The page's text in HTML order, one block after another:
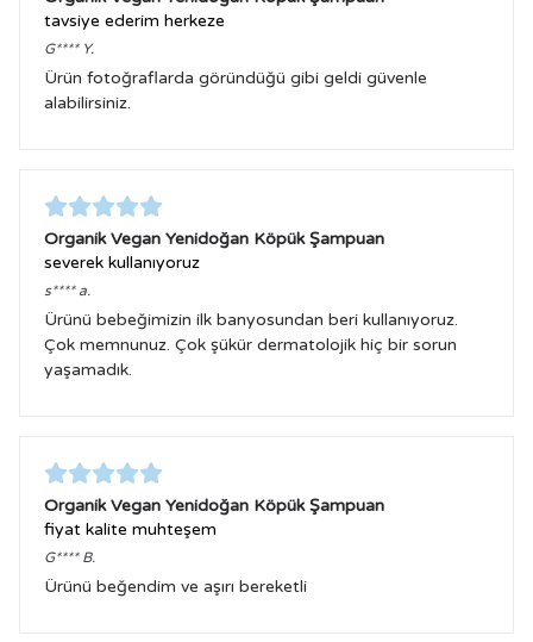
tavsiye ederim herkeze
G**** Y.
Ürün fotoğraflarda göründüğü gibi geldi güvenle
alabilirsiniz.
Organik Vegan Yenidoğan Köpük Şampuan
severek kullanıyoruz
s**** a.
Ürünü bebeğimizin ilk banyosundan beri kullanıyoruz.
Çok memnunuz. Çok şükür dermatolojik hiç bir sorun
yaşamadık.
Organik Vegan Yenidoğan Köpük Şampuan
fiyat kalite muhteşem
G**** B.
Ürünü beğendim ve aşırı bereketli